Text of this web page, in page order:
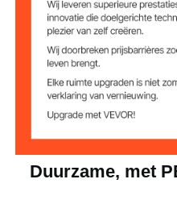
Productafmetinge
Duurzame, met